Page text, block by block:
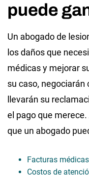
puede
Un abogado de
los daños que
médicas y mejorar
su caso, negociarán
llevarán su
el pago que
que un abogado
Facturas médicas
Costos de